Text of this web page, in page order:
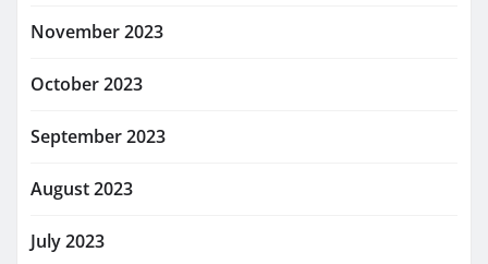
November 2023
October 2023
September 2023
August 2023
July 2023